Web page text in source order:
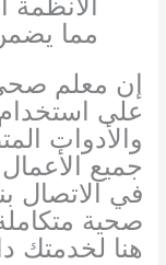
مما
إن معلم
على استخدام
والأدوات
جميع
في الاتصال
صحية
هنا لخدمتك